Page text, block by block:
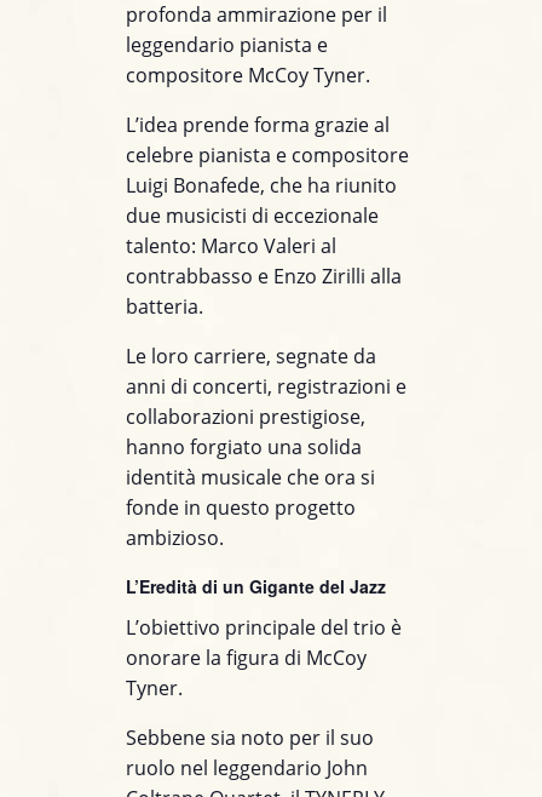
BIGLIETTO
profonda ammirazione per il
leggendario pianista e
compositore McCoy Tyner.
L’idea prende forma grazie al
celebre pianista e compositore
Luigi Bonafede, che ha riunito
due musicisti di eccezionale
talento: Marco Valeri al
contrabbasso e Enzo Zirilli alla
batteria.
Le loro carriere, segnate da
anni di concerti, registrazioni e
collaborazioni prestigiose,
hanno forgiato una solida
identità musicale che ora si
fonde in questo progetto
ambizioso.
L’Eredità di un Gigante del Jazz
L’obiettivo principale del trio è
onorare la figura di McCoy
Tyner.
Sebbene sia noto per il suo
ruolo nel leggendario John